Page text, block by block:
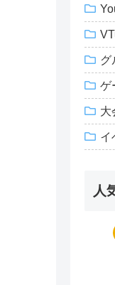
グ
ゲ
大
イ
人